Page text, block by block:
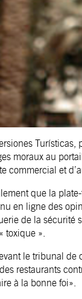
moraux au
commercial et
que la
en ligne des
de la
toxique ».
le tribunal
restaurants
à la bonne foi».